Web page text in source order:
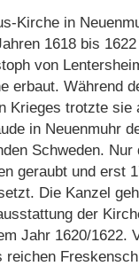
Kirche in
1618 bis
von
erbaut. Während
Krieges trotzte sie
in Neuenmuhr
Schweden. Nur
geraubt und erst
Die Kanzel
der
Jahr 1620/1622.
reichen